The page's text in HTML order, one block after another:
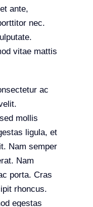
ante,
nec.
vitae mattis
ac
mollis
ligula, et
Nam semper
Nam
porta. Cras
rhoncus.
egestas